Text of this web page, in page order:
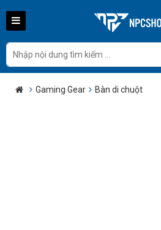
Gaming Gear Bàn di chuột